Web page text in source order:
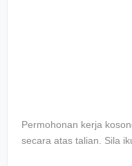
Permohonan kerja
secara atas talian. Sila